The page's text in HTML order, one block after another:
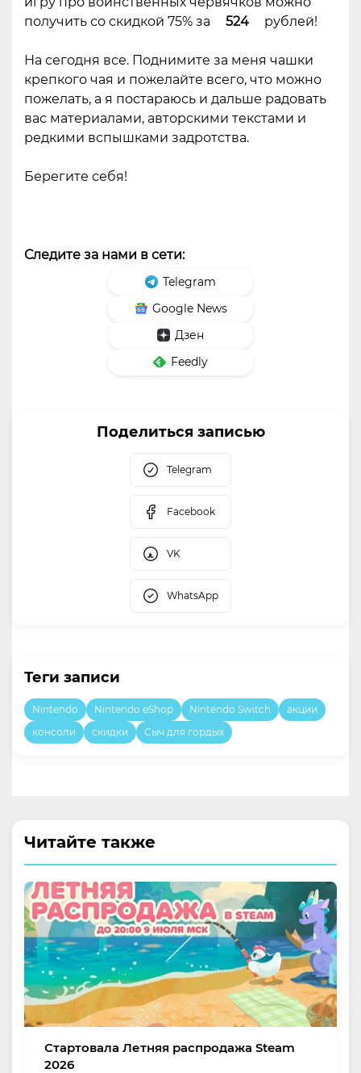
получить со скидкой 75% за
524 рублей!
На сегодня все. Поднимите за меня чашки
крепкого чая и пожелайте всего, что можно
пожелать, а я постараюсь и дальше радовать
вас материалами, авторскими текстами и
редкими вспышками задротства.
Берегите себя!
Следите за нами в сети:
Telegram
Google News
Дзен
Feedly
Поделиться записью
Telegram
Facebook
VK
WhatsApp
Теги записи
Nintendo Nintendo eShop Nintendo Switch
акции
консоли
скидки Сыч для гордых
Читайте также
Стартовала Летняя распродажа Steam
2026